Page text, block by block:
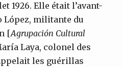
1926. Elle était l’avant-
López, militante du
[Agrupación Cultural
Laya, colonel des
les guérillas